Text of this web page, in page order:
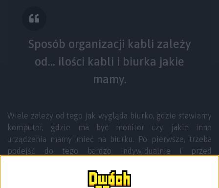
Sposób organizacji kabli zależy
od… ilości kabli i biurka jakie
mamy.
Wiele zależy od tego jak wygląda biurko, gdzie stawiamy
komputer, gdzie ma być monitor czy jakie inne
urządzenia mamy mieć na biurku. Po pierwsze, trzeba
podejść do tego bardzo indywidualnie i przed
biurko z każdej strony, przypatrzeć się i rozplanować co
się da. Po drugie, to co ja zrobiłem za biurkiem